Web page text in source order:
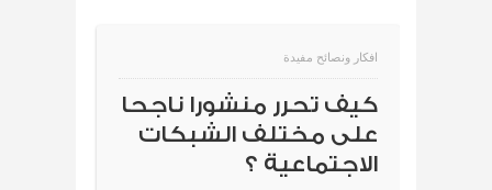
افكار ونصائح مفيدة
كيف تحرر منشورا ناجحا
على مختلف الشبكات
الاجتماعية ؟